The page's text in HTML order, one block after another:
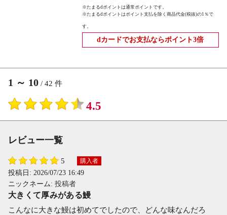
※たまるdポイントは通常ポイントです。
※たまるdポイントはポイント支払を除く商品代金(税抜)の1％で
す。
dカードでお支払ならポイント3倍
1 ～ 10 / 42 件
4.5
レビュー一覧
5 購入者
投稿日: 2026/07/23 16:49
ニックネーム: 投稿者
大きくて厚みがある鰻
こんなに大きな鰻は初めてでしたので、どんな味なんだろ